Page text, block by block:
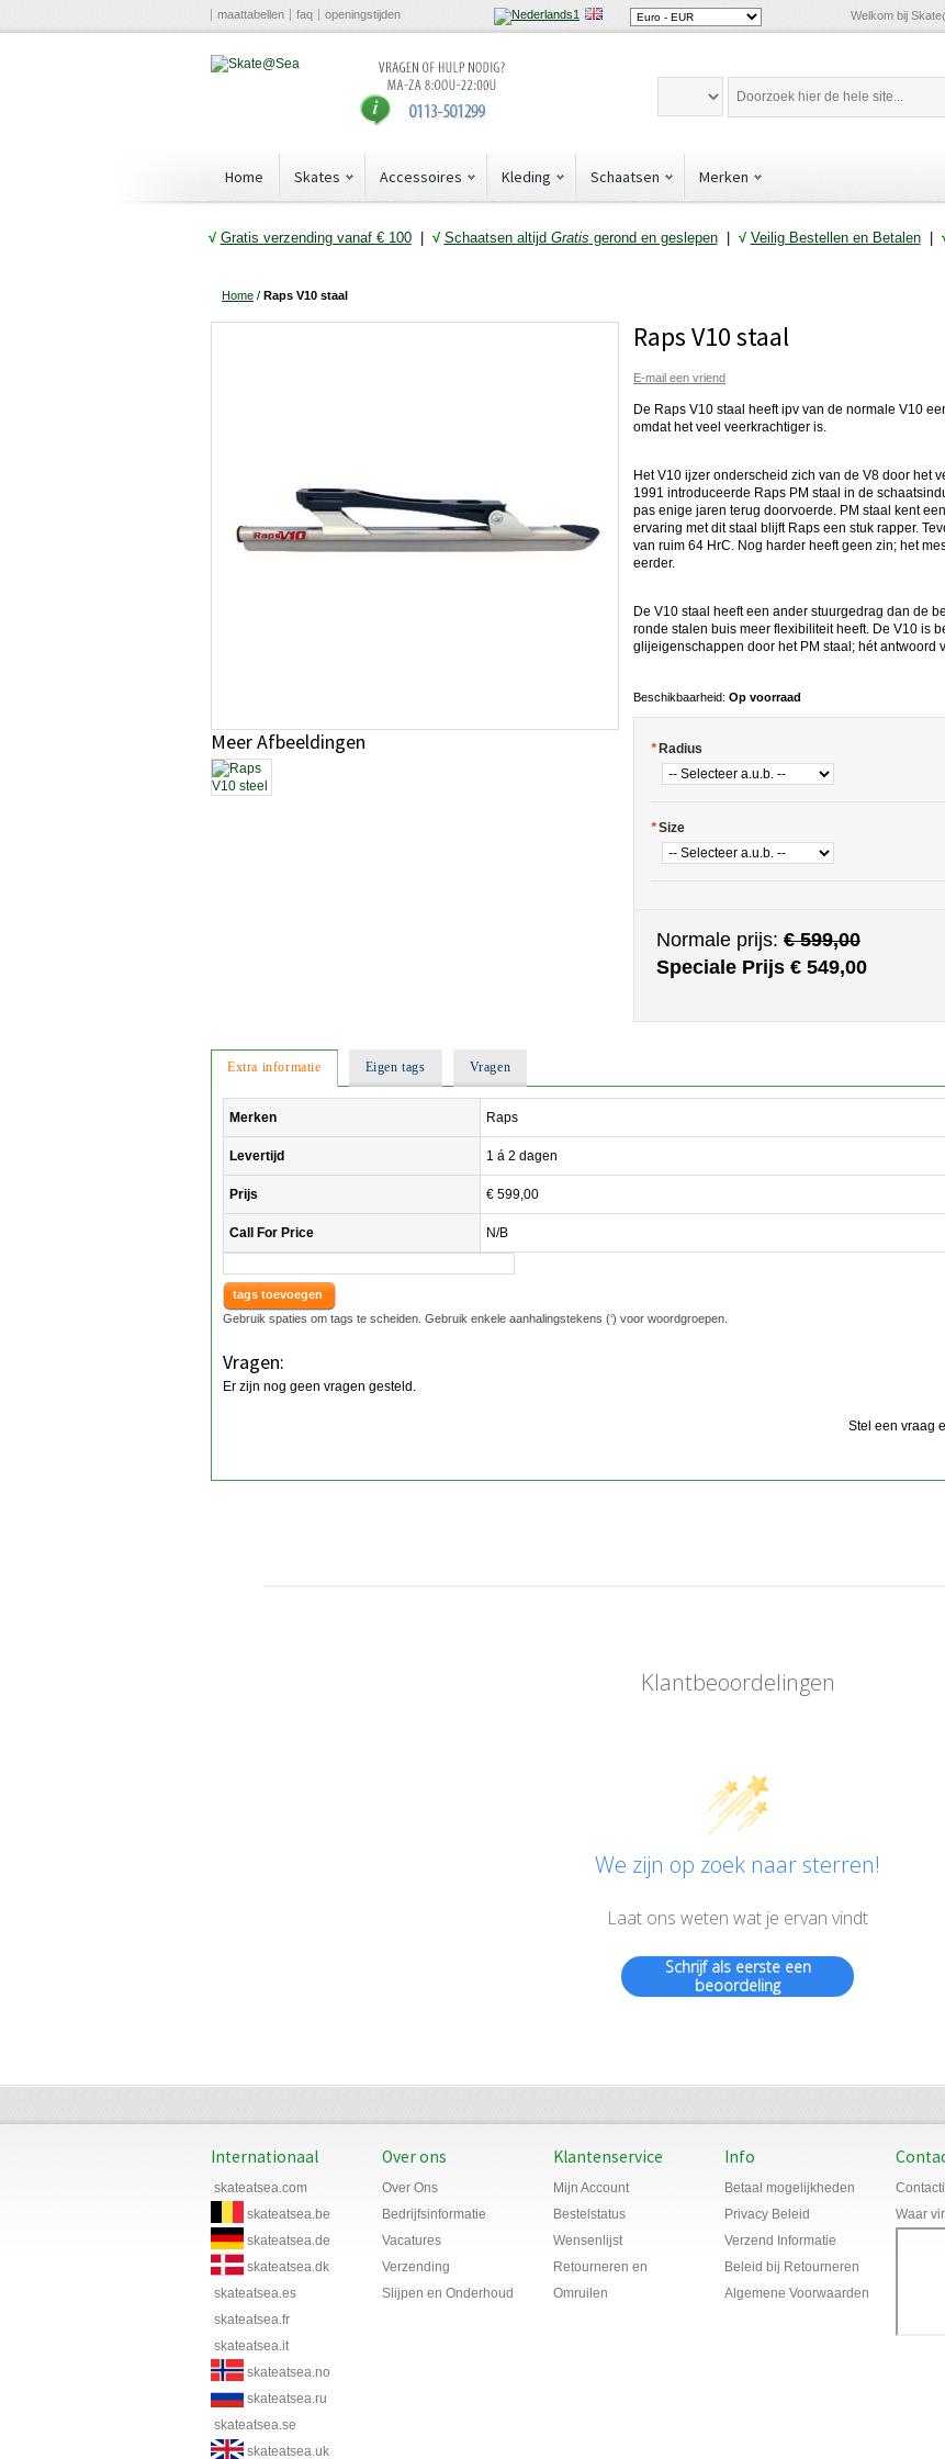
maattabellen faq openingstijden Welkom bij
Home Skates Accessoires Kleding Schaatsen Merken
√ Gratis verzending vanaf € 100| √ Schaatsen altijd Gratis gerond en geslepen| √ Veilig Bestellen en Betalen|
Home / Raps V10 staal
Raps V10 staal
E-mail een vriend
De Raps V10 staal heeft ipv van de normale V10
omdat het veel veerkrachtiger is.
Het V10 ijzer onderscheid zich van de V8 door het
1991 introduceerde Raps PM staal in de
pas enige jaren terug doorvoerde. PM staal kent
ervaring met dit staal blijft Raps een stuk rapper.
van ruim 64 HrC. Nog harder heeft geen zin; het
eerder.
De V10 staal heeft een ander stuurgedrag dan de
ronde stalen buis meer flexibiliteit heeft. De V10 is
glijeigenschappen door het PM staal; hét
Beschikbaarheid: Op voorraad
* Radius
*Size
Normale prijs: € 599,00
Speciale Prijs € 549,00
Meer Afbeeldingen
Extra informatie Eigen tags Vragen
Merken Raps
Levertijd 1 á 2 dagen
Prijs € 599,00
Call For Price N/B
tags toevoegen
Gebruik spaties om tags te scheiden. Gebruik enkele aanhalingstekens (‘) voor woordgroepen.
Vragen:
Er zijn nog geen vragen gesteld.
Stel een vraag
Klantbeoordelingen
We zijn op zoek naar sterren!
Laat ons weten wat je ervan vindt
Schrijf als eerste een
beoordeling
Internationaal
skateatsea.com
skateatsea.be
skateatsea.de
skateatsea.dk
skateatsea.es
skateatsea.fr
skateatsea.it
skateatsea.no
skateatsea.ru
skateatsea.se
skateatsea.uk
Over ons
Over Ons
Bedrijfsinformatie
Vacatures
Verzending
Slijpen en Onderhoud
Klantenservice
Mijn Account
Bestelstatus
Wensenlijst
Retourneren en
Omruilen
Info
Betaal mogelijkheden
Privacy Beleid
Verzend Informatie
Beleid bij Retourneren
Algemene Voorwaarden
Waar